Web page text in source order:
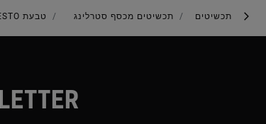
תכשיטים תכשיטים מכסף סטרלינג טבעת TOUS MANIFESTO קטנה מכסף